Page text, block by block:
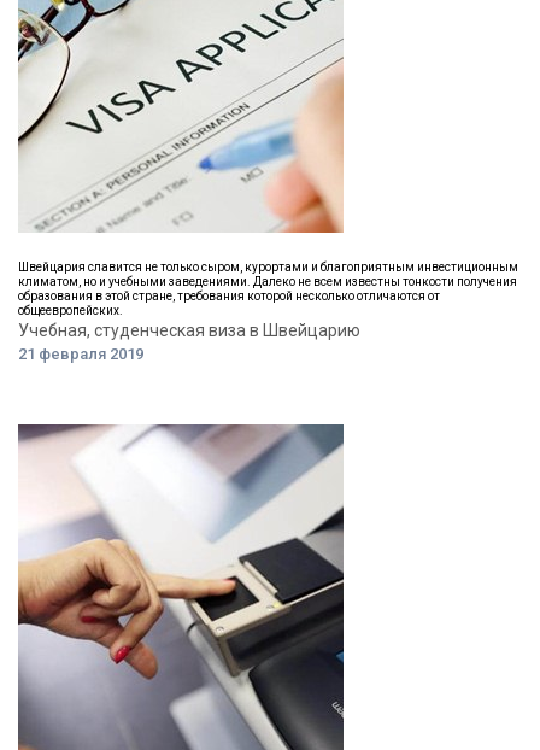
Швейцария славится не только сыром, курортами и благоприятным инвестиционным
климатом, но и учебными заведениями. Далеко не всем известны тонкости получения
образования в этой стране, требования которой несколько отличаются от
общеевропейских.
Учебная, студенческая виза в Швейцарию
21 февраля 2019